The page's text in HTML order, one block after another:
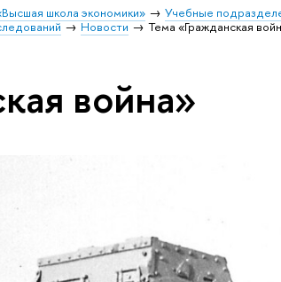
школа экономики» Учебные
Новости Тема «Гражданская
война»